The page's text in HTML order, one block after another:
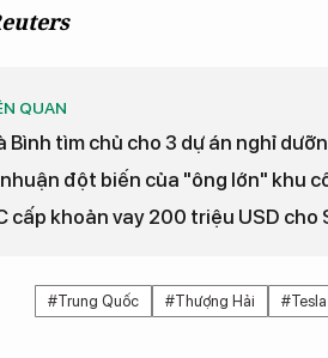
QUAN
Bình tìm chủ cho 3 dự án nghỉ
đột biến của "ông lớn" khu
cấp khoản vay 200 triệu USD cho
#Trung Quốc #Thượng Hải